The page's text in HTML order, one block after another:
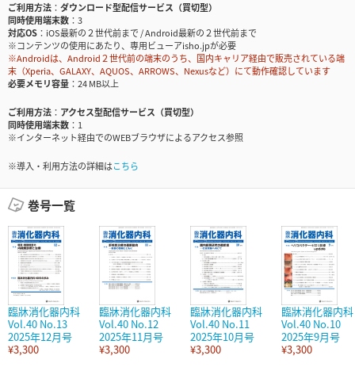
ご利用方法
ダウンロード型配信サービス（買切型）
同時使用端末数
3
対応OS
iOS最新の２世代前まで / Android最新の２世代前まで
※コンテンツの使用にあたり、専用ビューアisho.jpが必要
※Androidは、Android２世代前の端末のうち、国内キャリア経由で販売されている端
末（Xperia、GALAXY、AQUOS、ARROWS、Nexusなど）にて動作確認しています
必要メモリ容量
24 MB以上
ご利用方法
アクセス型配信サービス（買切型）
同時使用端末数
1
※インターネット経由でのWEBブラウザによるアクセス参照
※導入・利用方法の詳細はこちら
巻号一覧
臨牀消化器内科
Vol.40 No.13
2025年12月号
¥3,300
臨牀消化器内科
Vol.40 No.12
2025年11月号
¥3,300
臨牀消化器内科
Vol.40 No.11
2025年10月号
¥3,300
臨牀消化器内科
Vol.40 No.10
2025年9月号
¥3,300